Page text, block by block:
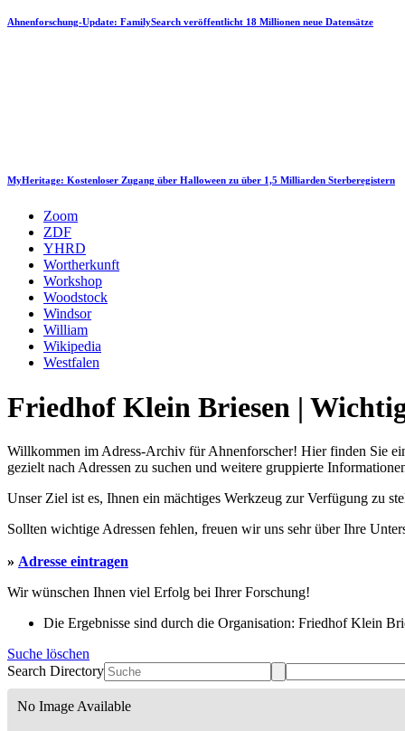
Ahnenforschung-Update: FamilySearch veröffentlicht 18 Millionen neue Datensätze
MyHeritage: Kostenloser Zugang über Halloween zu über 1,5 Milliarden Sterberegistern
Zoom
ZDF
YHRD
Wortherkunft
Workshop
Woodstock
Windsor
William
Wikipedia
Westfalen
Friedhof Klein Briesen |
Willkommen im Adress-Archiv für Ahnenforscher! Hier finden Sie
gezielt nach Adressen zu suchen und weitere gruppierte
Unser Ziel ist es, Ihnen ein mächtiges Werkzeug zur Verfügung zu
Sollten wichtige Adressen fehlen, freuen wir uns sehr über Ihre
» Adresse eintragen
Wir wünschen Ihnen viel Erfolg bei Ihrer Forschung!
Die Ergebnisse sind durch die Organisation: Friedhof Klein
Suche löschen
Search Directory
No Image Available